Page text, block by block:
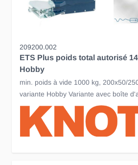
209200.002
ETS Plus poids total autorisé
Hobby
min. poids à vide 1000 kg, 200x50/
variante Hobby Variante avec boîte